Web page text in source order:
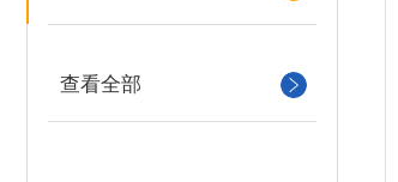
查看全部